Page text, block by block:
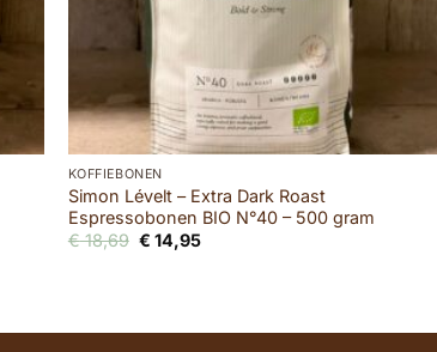
KOFFIEBONEN
Simon Lévelt – Extra Dark Roast
Espressobonen BIO N°40 – 500 gram
€18,69 Oorspronkelijke
€ 14,95Huidige